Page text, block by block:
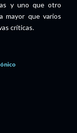
y uno que otro
mayor que varios
críticas.